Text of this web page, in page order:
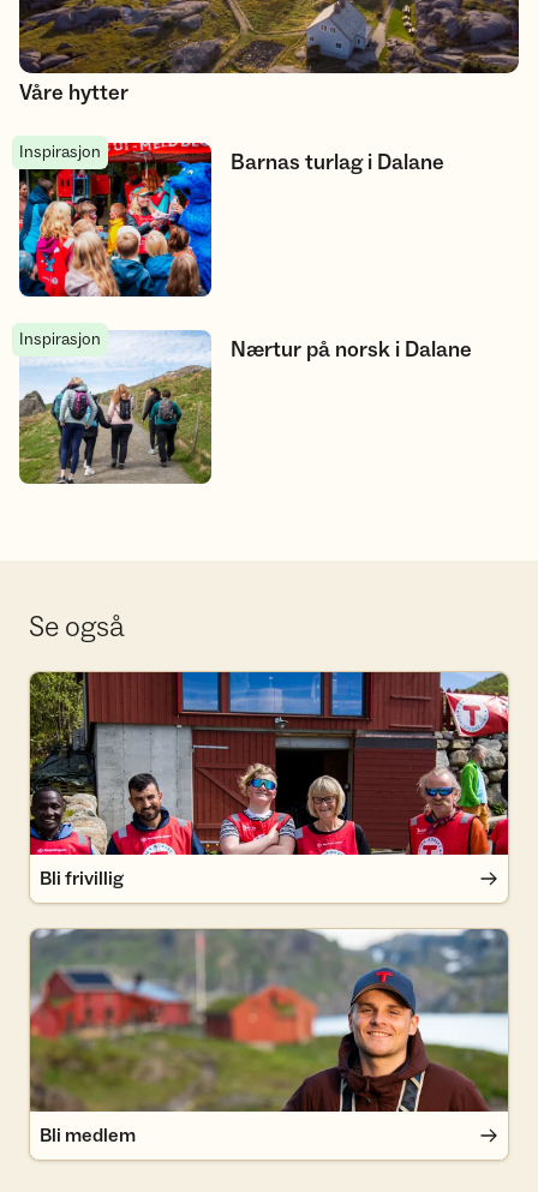
Våre hytter
Barnas turlag i Dalane
Inspirasjon Barnas turlag i Dalane
Nærtur på norsk i Dalane
Inspirasjon Nærtur på norsk i Dalane
Se også
Bli frivillig
Bli frivillig
Bli medlem
Bli medlem